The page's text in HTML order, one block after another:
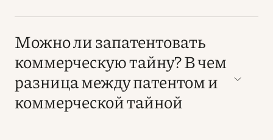
Можно ли запатентовать
коммерческую тайну? В чем
разница между патентом и
коммерческой тайной